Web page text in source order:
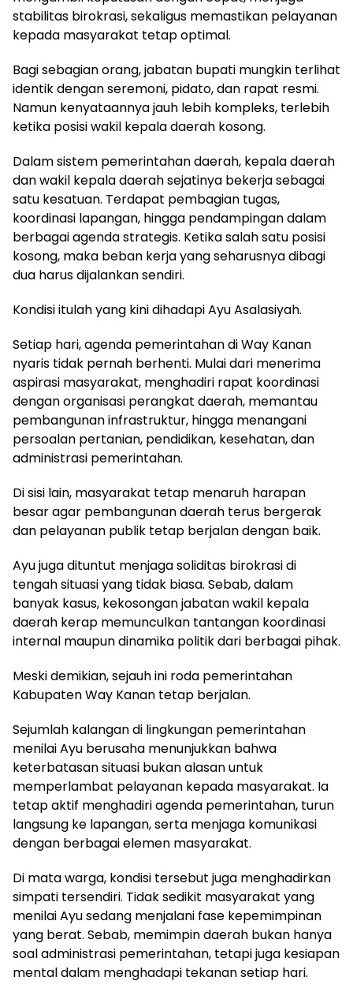
stabilitas birokrasi, sekaligus memastikan pelayanan
kepada masyarakat tetap optimal.
Bagi sebagian orang, jabatan bupati mungkin terlihat
identik dengan seremoni, pidato, dan rapat resmi.
Namun kenyataannya jauh lebih kompleks, terlebih
ketika posisi wakil kepala daerah kosong.
Dalam sistem pemerintahan daerah, kepala daerah
dan wakil kepala daerah sejatinya bekerja sebagai
satu kesatuan. Terdapat pembagian tugas,
koordinasi lapangan, hingga pendampingan dalam
berbagai agenda strategis. Ketika salah satu posisi
kosong, maka beban kerja yang seharusnya dibagi
dua harus dijalankan sendiri.
Kondisi itulah yang kini dihadapi Ayu Asalasiyah.
Setiap hari, agenda pemerintahan di Way Kanan
nyaris tidak pernah berhenti. Mulai dari menerima
aspirasi masyarakat, menghadiri rapat koordinasi
dengan organisasi perangkat daerah, memantau
pembangunan infrastruktur, hingga menangani
persoalan pertanian, pendidikan, kesehatan, dan
administrasi pemerintahan.
Di sisi lain, masyarakat tetap menaruh harapan
besar agar pembangunan daerah terus bergerak
dan pelayanan publik tetap berjalan dengan baik.
Ayu juga dituntut menjaga soliditas birokrasi di
tengah situasi yang tidak biasa. Sebab, dalam
banyak kasus, kekosongan jabatan wakil kepala
daerah kerap memunculkan tantangan koordinasi
internal maupun dinamika politik dari berbagai pihak.
Meski demikian, sejauh ini roda pemerintahan
Kabupaten Way Kanan tetap berjalan.
Sejumlah kalangan di lingkungan pemerintahan
menilai Ayu berusaha menunjukkan bahwa
keterbatasan situasi bukan alasan untuk
memperlambat pelayanan kepada masyarakat. Ia
tetap aktif menghadiri agenda pemerintahan, turun
langsung ke lapangan, serta menjaga komunikasi
dengan berbagai elemen masyarakat.
Di mata warga, kondisi tersebut juga menghadirkan
simpati tersendiri. Tidak sedikit masyarakat yang
menilai Ayu sedang menjalani fase kepemimpinan
yang berat. Sebab, memimpin daerah bukan hanya
soal administrasi pemerintahan, tetapi juga kesiapan
mental dalam menghadapi tekanan setiap hari.